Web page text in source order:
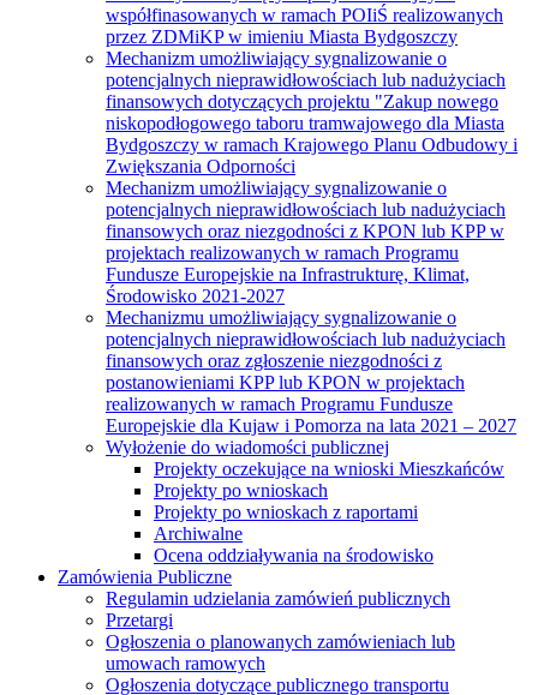
współfinasowanych w ramach POIiŚ realizowanych
przez ZDMiKP w imieniu Miasta Bydgoszczy
Mechanizm umożliwiający sygnalizowanie o
potencjalnych nieprawidłowościach lub nadużyciach
finansowych dotyczących projektu "Zakup nowego
niskopodłogowego taboru tramwajowego dla Miasta
Bydgoszczy w ramach Krajowego Planu Odbudowy i
Zwiększania Odporności
Mechanizm umożliwiający sygnalizowanie o
potencjalnych nieprawidłowościach lub nadużyciach
finansowych oraz niezgodności z KPON lub KPP w
projektach realizowanych w ramach Programu
Fundusze Europejskie na Infrastrukturę, Klimat,
Środowisko 2021-2027
Mechanizmu umożliwiający sygnalizowanie o
potencjalnych nieprawidłowościach lub nadużyciach
finansowych oraz zgłoszenie niezgodności z
postanowieniami KPP lub KPON w projektach
realizowanych w ramach Programu Fundusze
Europejskie dla Kujaw i Pomorza na lata 2021 – 2027
Wyłożenie do wiadomości publicznej
Projekty oczekujące na wnioski Mieszkańców
Projekty po wnioskach
Projekty po wnioskach z raportami
Archiwalne
Ocena oddziaływania na środowisko
Zamówienia Publiczne
Regulamin udzielania zamówień publicznych
Przetargi
Ogłoszenia o planowanych zamówieniach lub
umowach ramowych
Ogłoszenia dotyczące publicznego transportu